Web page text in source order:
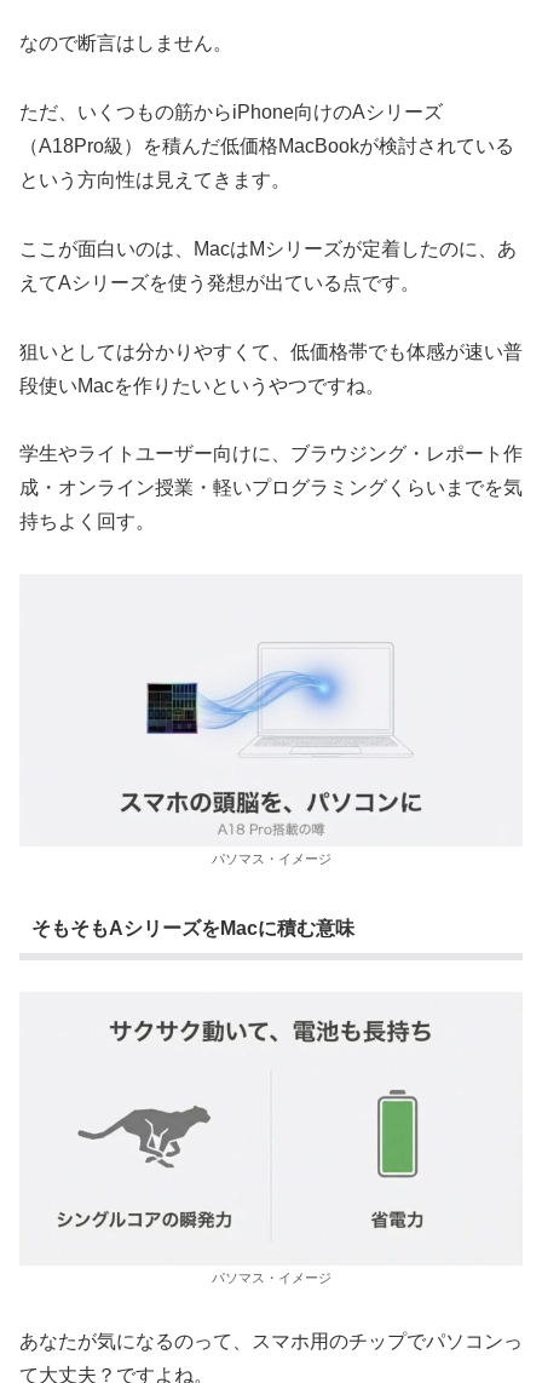
なので断言はしません。
ただ、いくつもの筋からiPhone向けのAシリーズ
（A18Pro級）を積んだ低価格MacBookが検討されている
という方向性は見えてきます。
ここが面白いのは、MacはMシリーズが定着したのに、あ
えてAシリーズを使う発想が出ている点です。
狙いとしては分かりやすくて、低価格帯でも体感が速い普
段使いMacを作りたいというやつですね。
学生やライトユーザー向けに、ブラウジング・レポート作
成・オンライン授業・軽いプログラミングくらいまでを気
持ちよく回す。
パソマス・イメージ
そもそもAシリーズをMacに積む意味
パソマス・イメージ
あなたが気になるのって、スマホ用のチップでパソコンっ
て大丈夫？ですよね。